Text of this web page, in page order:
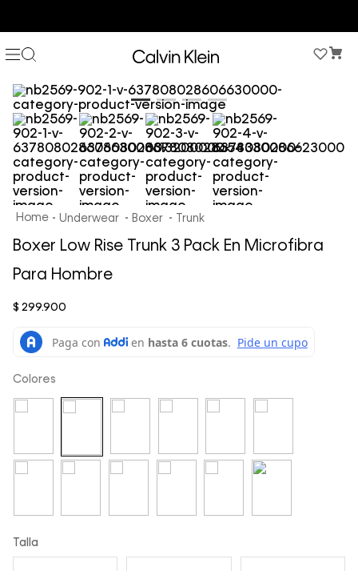
Underwear Boxer Trunk
Boxer Low Rise Trunk 3 Pack En Microfibra
Para Hombre
$ 299.900
Colores
Talla